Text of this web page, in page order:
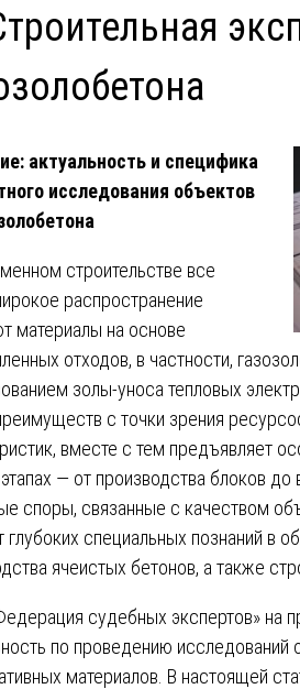
актуальность и специфика
исследования объектов
строительстве все
распространение
материалы на основе
отходов, в частности,
золы-уноса тепловых
с точки зрения
вместе с тем предъявляет
— от производства блоков
споры, связанные с качеством
глубоких специальных познаний в
ячеистых бетонов, а также
судебных экспертов» на
по проведению исследований
материалов. В настоящей